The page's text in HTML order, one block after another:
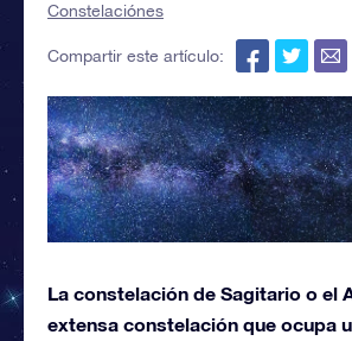
Constelaciónes
Compartir este artículo:
La constelación de Sagitario o el
extensa constelación que ocupa